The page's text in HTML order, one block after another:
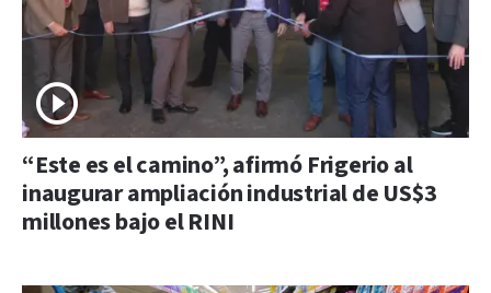
“Este es el camino”, afirmó Frigerio al
inaugurar ampliación industrial de US$3
millones bajo el RINI